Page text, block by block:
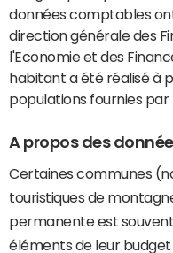
données comptables
direction générale des
l'Economie et des
habitant a été réalisé à
populations fournies par
A propos des
Certaines communes
touristiques de
permanente est
éléments de leur